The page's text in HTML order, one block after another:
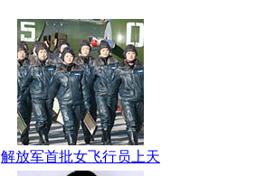
解放军首批女飞行员上天